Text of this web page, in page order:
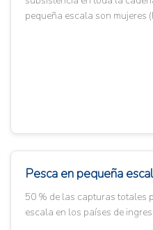
pequeña escala son mujeres
Pesca en pequeña
50 % de las capturas totales
escala en los países de